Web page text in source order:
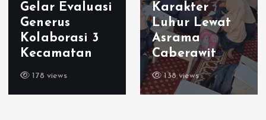
Gelar Evaluasi
Generus
Kolaborasi 3
Kecamatan
178 views
Karakter
Luhur Lewat
Asrama
Caberawit
138 views